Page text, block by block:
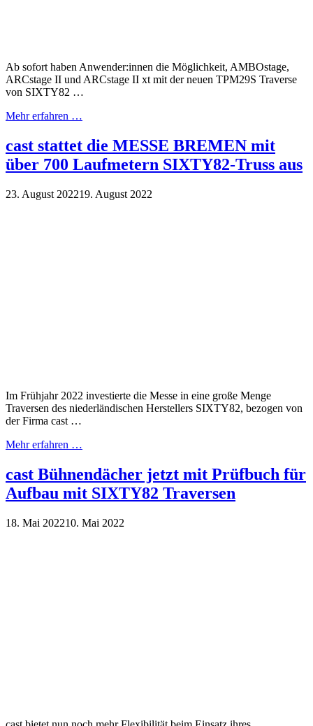
Ab sofort haben Anwender:innen die Möglichkeit, AMBOstage,
ARCstage II und ARCstage II xt mit der neuen TPM29S Traverse
von SIXTY82 …
Mehr erfahren …
cast stattet die MESSE BREMEN mit
über 700 Laufmetern SIXTY82-Truss aus
23. August 202219. August 2022
Im Frühjahr 2022 investierte die Messe in eine große Menge
Traversen des niederländischen Herstellers SIXTY82, bezogen von
der Firma cast …
Mehr erfahren …
cast Bühnendächer jetzt mit Prüfbuch für
Aufbau mit SIXTY82 Traversen
18. Mai 202210. Mai 2022